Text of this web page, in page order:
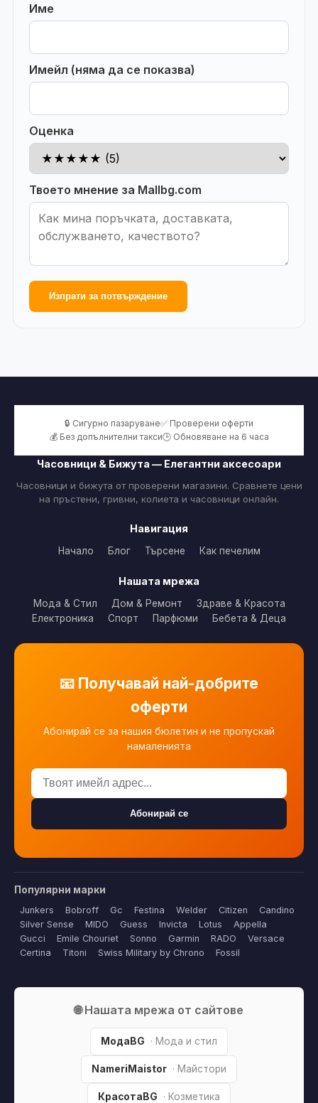
Име
Имейл (няма да се показва)
Оценка
Твоето мнение за Mallbg.com
Изпрати за потвърждение
🔒 Сигурно пазаруване✅ Проверени оферти
💰 Без допълнителни такси🕒 Обновяване на 6 часа
Часовници & Бижута — Елегантни аксесоари
Часовници и бижута от проверени магазини. Сравнете цени
на пръстени, гривни, колиета и часовници онлайн.
Навигация
Начало Блог Търсене Как печелим
Нашата мрежа
Мода & Стил Дом & Ремонт
Здраве & Красота
Електроника
Спорт Парфюми Бебета & Деца
📧 Получавай най-добрите
оферти
Абонирай се за нашия бюлетин и не пропускай
намаленията
Абонирай се
Популярни марки
Junkers Bobroff Gc Festina Welder Citizen
Candino
Silver Sense
MIDO Guess Invicta Lotus
Appella
Gucci
Emile Chouriet Sonno Garmin RADO
Versace
Certina
Titoni Swiss Military by Chrono Fossil
🌐 Нашата мрежа от сайтове
МодаBG · Мода и стил
NameriMaistor · Майстори
КрасотаBG · Козметика